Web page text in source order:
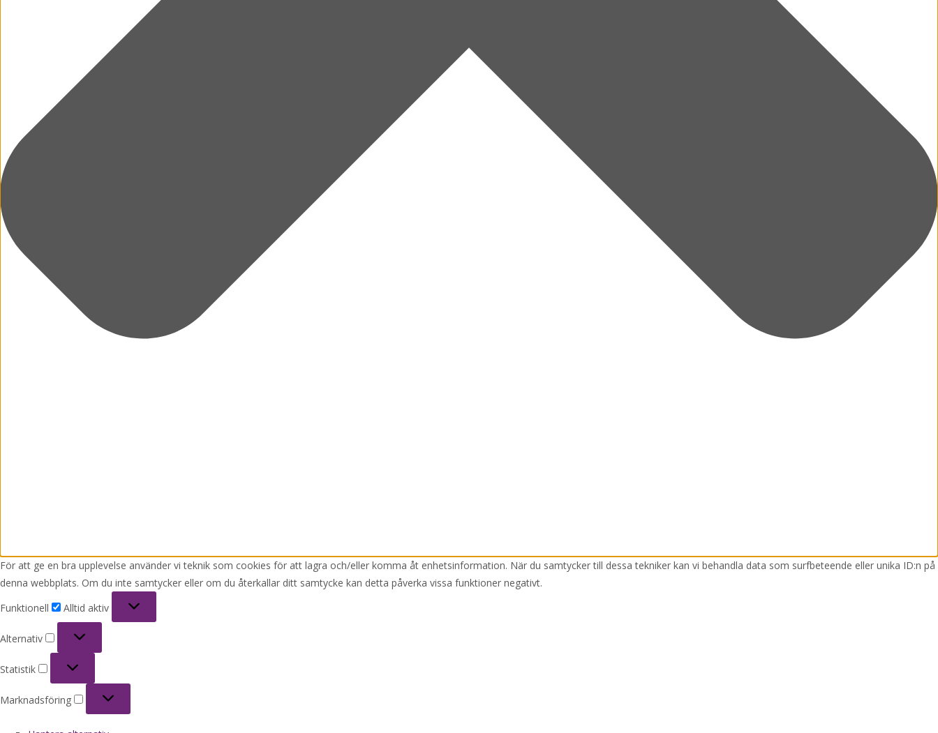
För att ge en bra upplevelse använder vi teknik som cookies för att lagra och/eller komma åt enhetsinformation. När du samtycker till dessa tekniker kan vi behandla data som surfbeteende eller unika ID:n på
denna webbplats. Om du inte samtycker eller om du återkallar ditt samtycke kan detta påverka vissa funktioner negativt.
Funktionell
Alltid aktiv
Alternativ
Statistik
Marknadsföring